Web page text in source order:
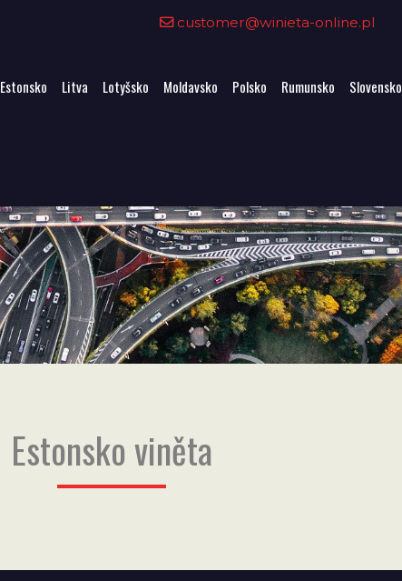
customer@winieta-online.pl
Estonsko Litva Lotyšsko Moldavsko Polsko Rumunsko Slovensko
Estonsko viněta